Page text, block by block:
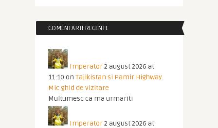
COMENTARII RECENTE
Imperator2 august 2026 at
11:10 on Tajikistan si Pamir Highway.
Mic ghid de vizitare
Multumesc ca ma urmariti
Imperator2 august 2026 at